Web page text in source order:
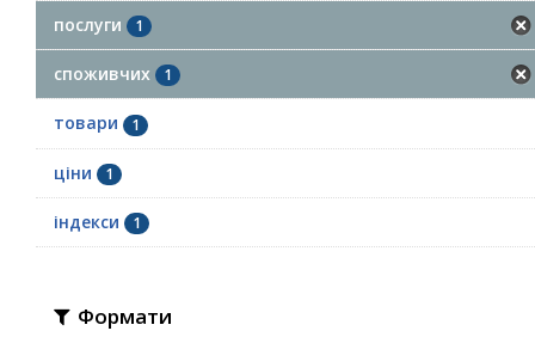
послуги 1
споживчих 1
товари 1
ціни 1
індекси 1
Формати